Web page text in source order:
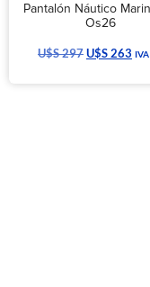
Pantalón Náutico
Os26
U$S297U$S263